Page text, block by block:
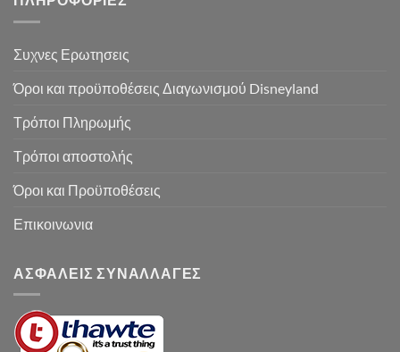
Συχνες Ερωτησεις
Όροι και προϋποθέσεις Διαγωνισμού Disneyland
Τρόποι Πληρωμής
Τρόποι αποστολής
Όροι και Προϋποθέσεις
Επικοινωνια
ΑΣΦΑΛΕΙΣ ΣΥΝΑΛΛΑΓΕΣ